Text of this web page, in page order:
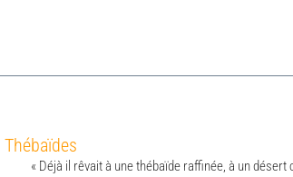
Thébaïdes
« Déjà il rêvait à une thébaïde raffinée, à un